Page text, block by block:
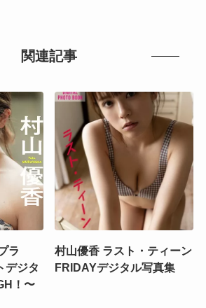
関連記事
ラ
デジタ
！〜
村山優香 ラスト・ティーン
FRIDAYデジタル写真集